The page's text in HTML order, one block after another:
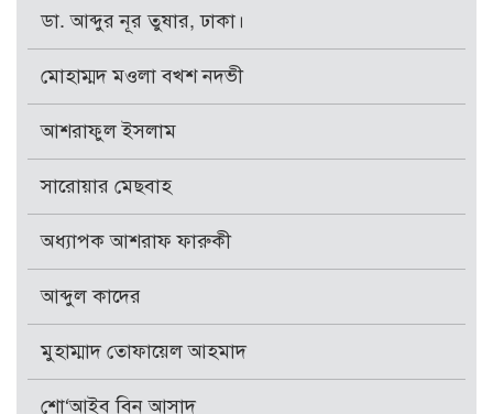
ডা. আব্দুর নূর তুষার, ঢাকা।
মোহাম্মদ মওলা বখশ নদভী
আশরাফুল ইসলাম
সারোয়ার মেছবাহ
অধ্যাপক আশরাফ ফারুকী
আব্দুল কাদের
মুহাম্মাদ তোফায়েল আহমাদ
শো‘আইব বিন আসাদ